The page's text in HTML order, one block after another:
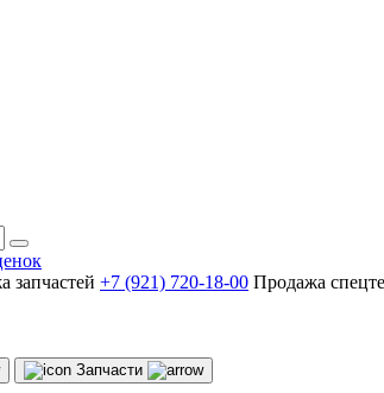
запчастей +7 (921) 720-18-00 Продажа
Запчасти